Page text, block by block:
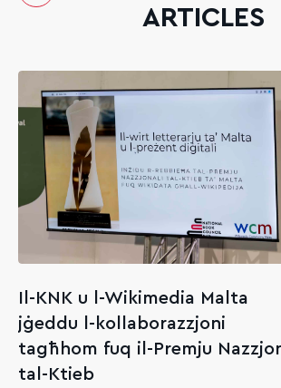
ARTICLES
Il-KNK u l-Wikimedia Malta
jġeddu l-kollaborazzjoni
tagħhom fuq il-Premju
tal-Ktieb